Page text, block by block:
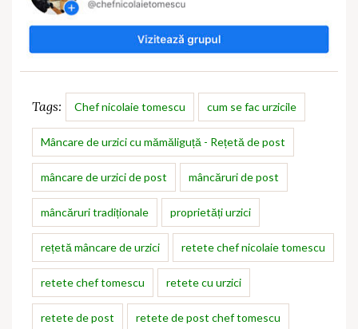
Tags: Chef nicolaie tomescu cum se fac urzicile
Mâncare de urzici cu mămăliguță - Rețetă de post
mâncare de urzici de post mâncăruri de post
mâncăruri tradiționale proprietăți urzici
rețetă mâncare de urzici retete chef nicolaie tomescu
retete chef tomescu retete cu urzici
retete de post retete de post chef tomescu